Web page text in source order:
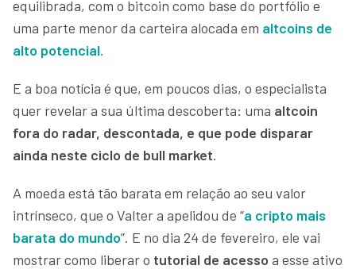
equilibrada, com o bitcoin como base do portfólio e
uma parte menor da carteira alocada em altcoins de
alto potencial.
E a boa notícia é que, em poucos dias, o especialista
quer revelar a sua última descoberta: uma altcoin
fora do radar, descontada, e que pode disparar
ainda neste ciclo de bull market.
A moeda está tão barata em relação ao seu valor
intrínseco, que o Valter a apelidou de “a cripto mais
barata do mundo”. E no dia 24 de fevereiro, ele vai
mostrar como liberar o tutorial de acesso a esse ativo